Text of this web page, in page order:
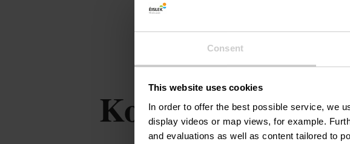
Consent
This website uses cookies
In order to offer the best possible service, we
display videos or map views, for example.
and evaluations as well as content tailored to
Kontakt